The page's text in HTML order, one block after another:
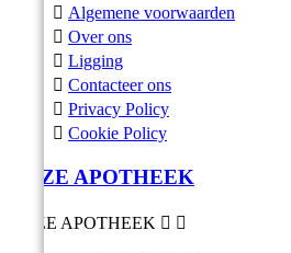
 Algemene voorwaarden
 Over ons
 Ligging
 Contacteer ons
 Privacy Policy
 Cookie Policy
ONZE APOTHEEK
ONZE APOTHEEK  